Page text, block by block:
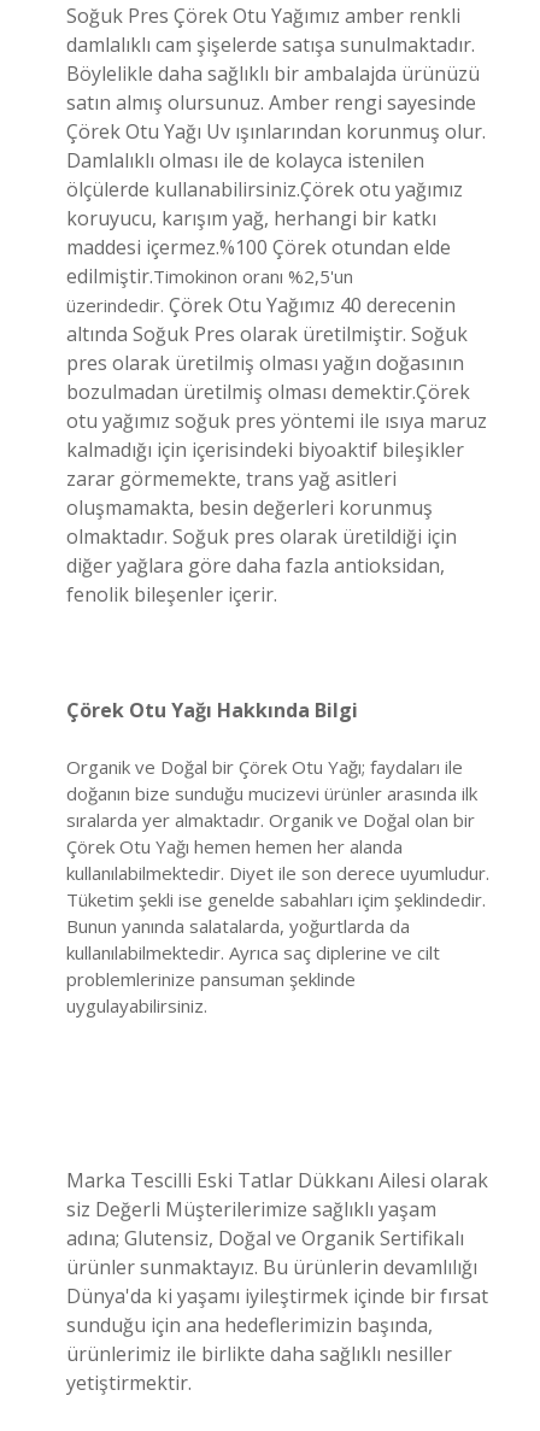
Soğuk Pres Çörek Otu Yağımız amber renkli
damlalıklı cam şişelerde satışa sunulmaktadır.
Böylelikle daha sağlıklı bir ambalajda ürünüzü
satın almış olursunuz. Amber rengi sayesinde
Çörek Otu Yağı Uv ışınlarından korunmuş olur.
Damlalıklı olması ile de kolayca istenilen
ölçülerde kullanabilirsiniz.Çörek otu yağımız
koruyucu, karışım yağ, herhangi bir katkı
maddesi içermez.%100 Çörek otundan elde
edilmiştir.Timokinon oranı %2,5'un
üzerindedir. Çörek Otu Yağımız 40 derecenin
altında Soğuk Pres olarak üretilmiştir. Soğuk
pres olarak üretilmiş olması yağın doğasının
bozulmadan üretilmiş olması demektir.Çörek
otu yağımız soğuk pres yöntemi ile ısıya maruz
kalmadığı için içerisindeki biyoaktif bileşikler
zarar görmemekte, trans yağ asitleri
oluşmamakta, besin değerleri korunmuş
olmaktadır. Soğuk pres olarak üretildiği için
diğer yağlara göre daha fazla antioksidan,
fenolik bileşenler içerir.
Çörek Otu Yağı Hakkında Bilgi
Organik ve Doğal bir Çörek Otu Yağı; faydaları ile
doğanın bize sunduğu mucizevi ürünler arasında ilk
sıralarda yer almaktadır. Organik ve Doğal olan bir
Çörek Otu Yağı hemen hemen her alanda
kullanılabilmektedir. Diyet ile son derece uyumludur.
Tüketim şekli ise genelde sabahları içim şeklindedir.
Bunun yanında salatalarda, yoğurtlarda da
kullanılabilmektedir. Ayrıca saç diplerine ve cilt
problemlerinize pansuman şeklinde
uygulayabilirsiniz.
Marka Tescilli Eski Tatlar Dükkanı Ailesi olarak
siz Değerli Müşterilerimize sağlıklı yaşam
adına; Glutensiz, Doğal ve Organik Sertifikalı
ürünler sunmaktayız. Bu ürünlerin devamlılığı
Dünya'da ki yaşamı iyileştirmek içinde bir fırsat
sunduğu için ana hedeflerimizin başında,
ürünlerimiz ile birlikte daha sağlıklı nesiller
yetiştirmektir.